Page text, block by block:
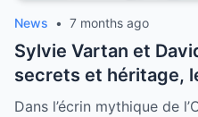
News • 7 months ago
Sylvie Vartan et
secrets et héritage,
d’un hommage
Dans l’écrin mythique de